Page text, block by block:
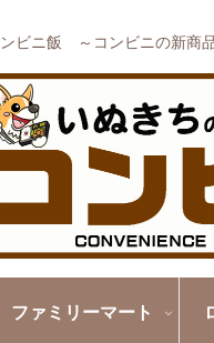
ビニ飯 ～コンビニの新商
ファミリーマート